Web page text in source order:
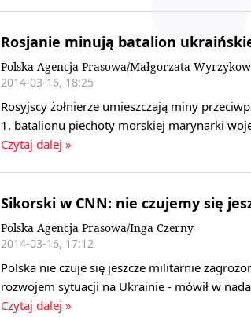
Rosjanie minują batalion
Polska Agencja Prasowa/Małgorzata
2014-03-16, 18:25
Rosyjscy żołnierze umieszczają miny
1. batalionu piechoty morskiej marynarki
Czytaj dalej »
Sikorski w CNN: nie czujemy się
Polska Agencja Prasowa/Inga Czerny
2014-03-16, 17:12
Polska nie czuje się jeszcze militarnie
rozwojem sytuacji na Ukrainie - mówił w
Czytaj dalej »